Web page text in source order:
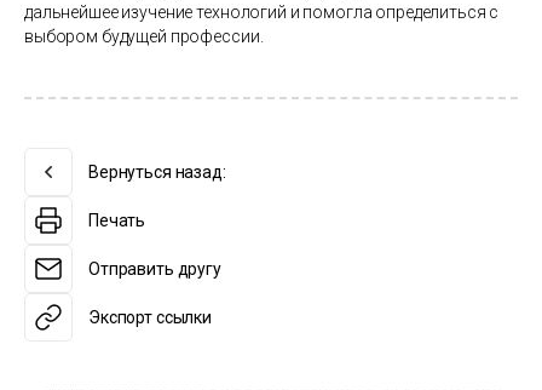
дальнейшее изучение технологий и помогла определиться с
выбором будущей профессии.
Вернуться назад:
Печать
Отправить другу
Экспорт ссылки